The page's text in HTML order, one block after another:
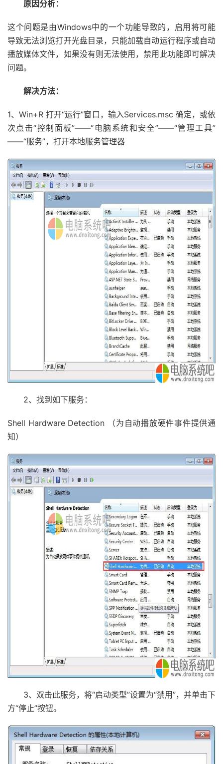
原因分析：
这个问题是由Windows中的一个功能导致的，启用将可能
导致无法浏览打开光盘目录，只能加载自动运行程序或自动
播放媒体文件，如果没有则无法使用，禁用此功能即可解决
问题。
解决方法：
1、Win+R 打开“运行”窗口，输入Services.msc 确定，或依
次点击“控制面板”——“电脑系统和安全”——“管理工具”
——“服务”，打开本地服务管理器
2、找到如下服务：
Shell Hardware Detection （为自动播放硬件事件提供通
知）
3、双击此服务，将“启动类型”设置为“禁用”，并单击下
方“停止”按钮。